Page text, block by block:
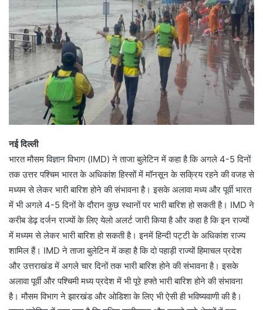
नई दिल्ली
भारत मौसम विज्ञान विभाग (IMD) ने ताजा बुलेटिन में कहा है कि अगले 4-5 दिनों
तक उत्तर पश्चिम भारत के अधिकांश हिस्सों में मॉनसून के सक्रिय रहने की वजह से
मध्यम से लेकर भारी बारिश होने की संभावना है। इसके अलावा मध्य और पूर्वी भारत
में भी अगले 4-5 दिनों के दौरान कुछ स्थानों पर भारी बारिश हो सकती है। IMD ने
करीब डेढ़ दर्जन राज्यों के लिए येलो अलर्ट जारी किया है और कहा है कि इन राज्यों
में मध्यम से लेकर भारी बारिश हो सकती है। इनमें हिन्दी पट्टी के अधिकांश राज्य
शामिल हैं। IMD ने ताजा बुलेटिन में कहा है कि दो पहाड़ी राज्यों हिमाचल प्रदेश
और उत्तराखंड में अगले चार दिनों तक भारी बारिश होने की संभावना है। इसके
अलावा पूर्वी और पश्चिमी मध्य प्रदेश में भी पूरे हफ्ते भारी बारिश होने की संभावना
है। मौसम विभाग ने झारखंड और ओडिशा के लिए भी ऐसी ही भविष्यवाणी की है।